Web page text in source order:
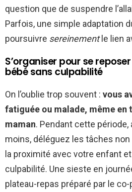
question que de suspendre
Parfois, une simple adaptation
poursuivre sereinementle lien
S’organiser pour se
bébé sans culpabilité
On l’oublie trop souvent : vous
fatiguée ou malade, même en
maman. Pendant cette
moins, déléguez les tâches
la proximité avec votre enfant
culpabilité. Une sieste en
plateau-repas préparé par le